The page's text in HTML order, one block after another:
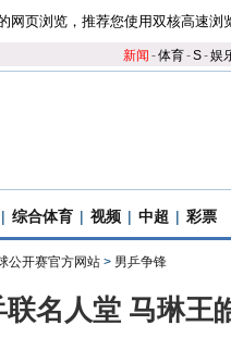
网页浏览，推荐您使用双核高速浏
新闻 -体育-S-娱
| 综合体育 | 视频 | 中超 | 彩票
公开赛官方网站 > 男乒争锋
名人堂 马琳王